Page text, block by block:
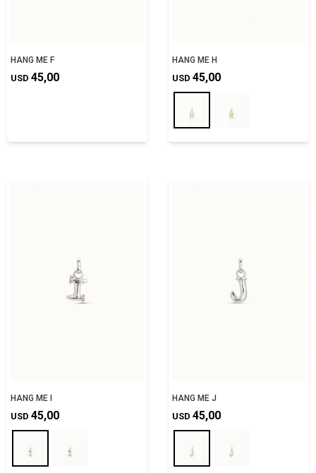
HANG ME F
USD 45,00
HANG ME H
USD 45,00
HANG ME I
USD 45,00
HANG ME J
USD 45,00